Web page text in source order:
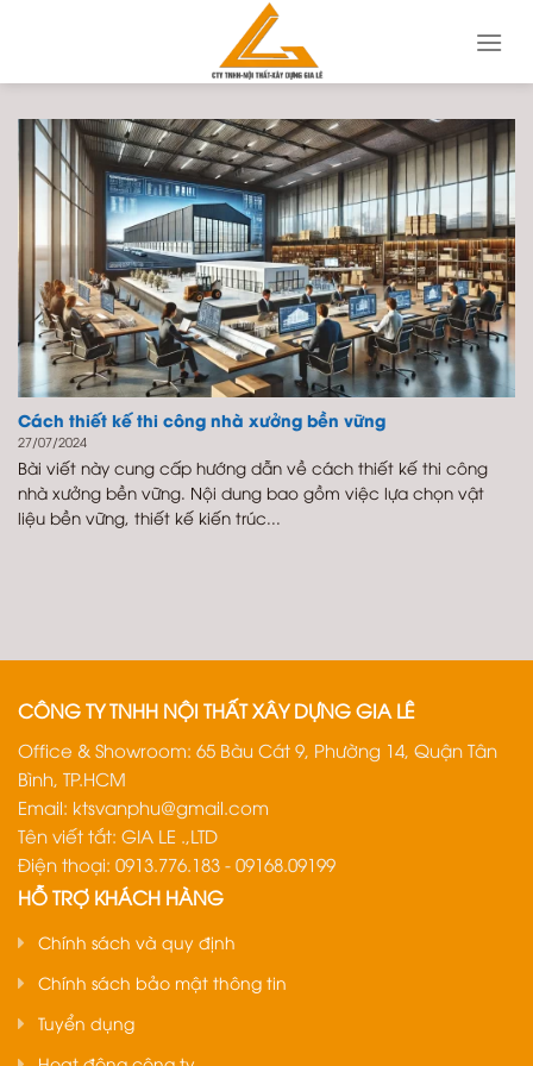
Cách thiết kế thi công nhà xưởng bền vững
27/07/2024
Bài viết này cung cấp hướng dẫn về cách thiết kế thi công
nhà xưởng bền vững. Nội dung bao gồm việc lựa chọn vật
liệu bền vững, thiết kế kiến trúc...
CÔNG TY TNHH NỘI THẤT XÂY DỰNG GIA LÊ
Office & Showroom: 65 Bàu Cát 9, Phường 14, Quận Tân
Bình, TP.HCM
Email: ktsvanphu@gmail.com
Tên viết tắt: GIA LE .,LTD
Điện thoại: 0913.776.183 - 09168.09199
HỖ TRỢ KHÁCH HÀNG
Chính sách và quy định
Chính sách bảo mật thông tin
Tuyển dụng